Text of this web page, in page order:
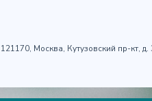
Москва, Кутузовский пр-кт,